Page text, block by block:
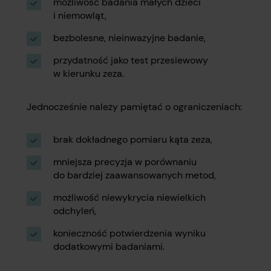
i niemowląt,
bezbolesne, nieinwazyjne badanie,
przydatność jako test przesiewowy
w kierunku zeza.
Jednocześnie należy pamiętać o ograniczeniach:
brak dokładnego pomiaru kąta zeza,
mniejsza precyzja w porównaniu
do bardziej zaawansowanych metod,
możliwość niewykrycia niewielkich
odchyleń,
konieczność potwierdzenia wyniku
dodatkowymi badaniami.